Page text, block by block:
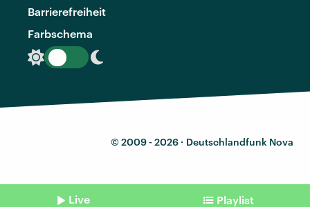
Barrierefreiheit
Farbschema
© 2009 - 2026 · Deutschlandfunk Nova
Live Playlist